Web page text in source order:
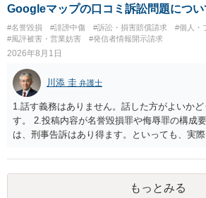
者のところに、意見照会がなされます。アカウ
は、アカウントの登録メールに意見照会がな
場合賠償金はいくらでしょうか。 →ケースバ
から１００万単位まで様々でしょう。裁判外で
Googleマップの口コミ訴訟問題につい
#名誉毀損 #誹謗中傷 #訴訟・損害賠償請求
#個人・
#風評被害・営業妨害
#発信者情報開示請求
2026年8月1日
川添 圭 弁護士
1.話す義務はありません。話した方がよいか
す。 2.投稿内容が名誉毀損罪や侮辱罪の構成
は、刑事告訴はあり得ます。といっても、実
です。Googleは電話番号の開示請求もできる
も特定可能になるよう、複数ルートで開示請
です。さらにいえば、利用者からの口コミ投
もっとみる